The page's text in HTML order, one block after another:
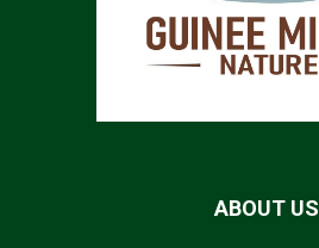
ABOUT US